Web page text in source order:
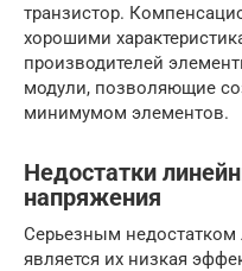
транзистор.
хорошими
производителей
модули, позволяющие
минимумом элементов.
Недостатки
напряжения
Серьезным недостатком
является их низкая